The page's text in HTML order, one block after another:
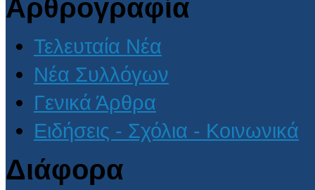
Αρθρογραφία
Τελευταία Νέα
Νέα Συλλόγων
Γενικά Άρθρα
Ειδήσεις - Σχόλια - Κοινωνικά
Διάφορα